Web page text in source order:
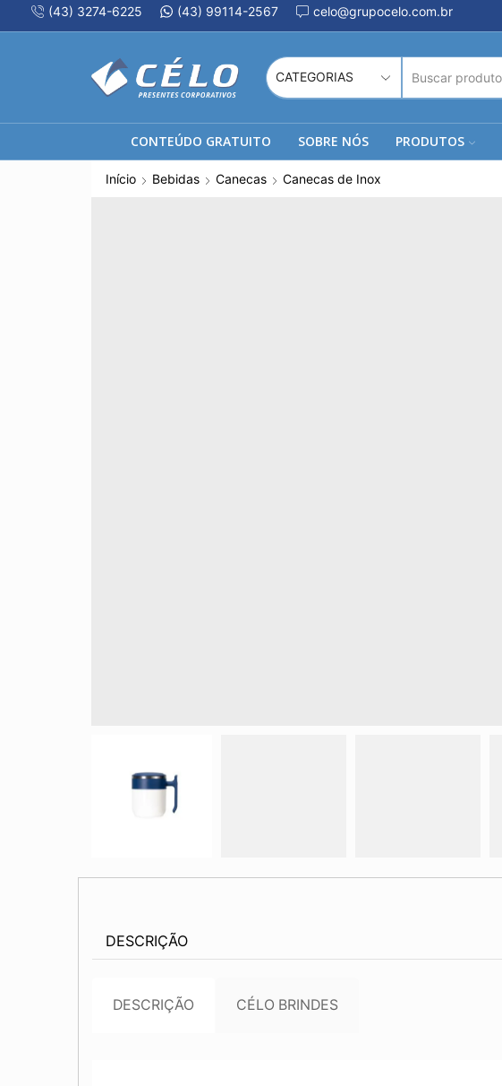
(43) 3274-6225 (43) 99114-2567 celo@grupocelo.com.br
CONTEÚDO GRATUITO SOBRE NÓS PRODUTOS
Início Bebidas Canecas Canecas de Inox
DESCRIÇÃO
DESCRIÇÃO CÉLO BRINDES